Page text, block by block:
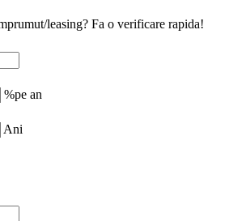
leasing? Fa o verificare rapida!
%pe an
Ani